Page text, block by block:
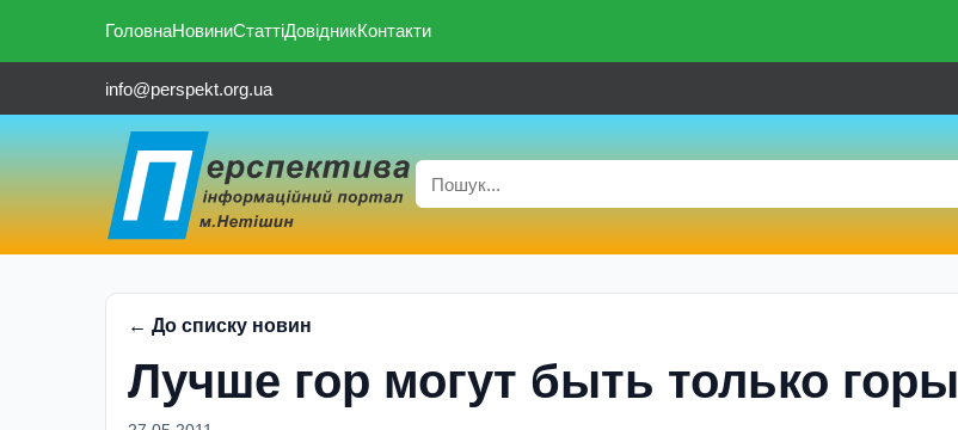
ГоловнаНовиниСтаттіДовідникКонтакти
info@perspekt.org.ua
← До списку новин
Лучше гор могут быть только горы